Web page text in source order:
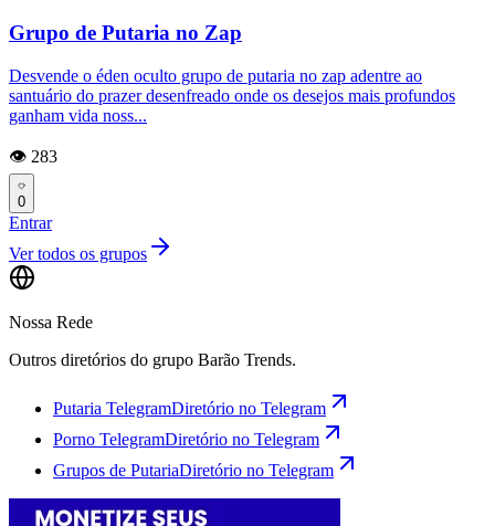
Grupo de Putaria no Zap
Desvende o éden oculto grupo de putaria no zap adentre ao
santuário do prazer desenfreado onde os desejos mais profundos
ganham vida noss...
👁️ 283
0
Entrar
Ver todos os grupos
Nossa Rede
Outros diretórios do grupo Barão Trends.
Putaria TelegramDiretório no Telegram
Porno TelegramDiretório no Telegram
Grupos de PutariaDiretório no Telegram